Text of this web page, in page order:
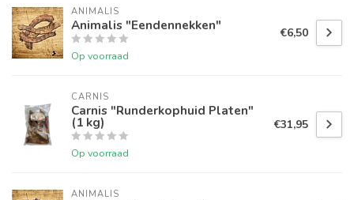
ANIMALIS
Animalis "Eendennekken"
Op voorraad
€6,50
CARNIS
Carnis "Runderkophuid Platen"
(1 kg)
Op voorraad
€31,95
ANIMALIS